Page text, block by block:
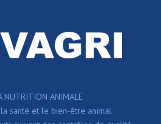
NUTRITION ANIMALE
santé et le bien-être animal